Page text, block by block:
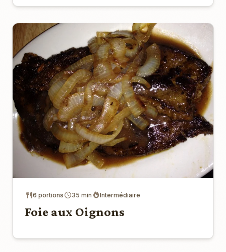
6 portions 35 min Intermédiaire
Foie aux Oignons